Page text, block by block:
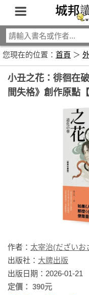
您現在的位置： 首頁 ＞
小丑之花：徘徊在
間失格》創作原點
作者： 太宰治(だざいお
出版社： 大牌出版
出版日期：2026-01-21
定價： 390元